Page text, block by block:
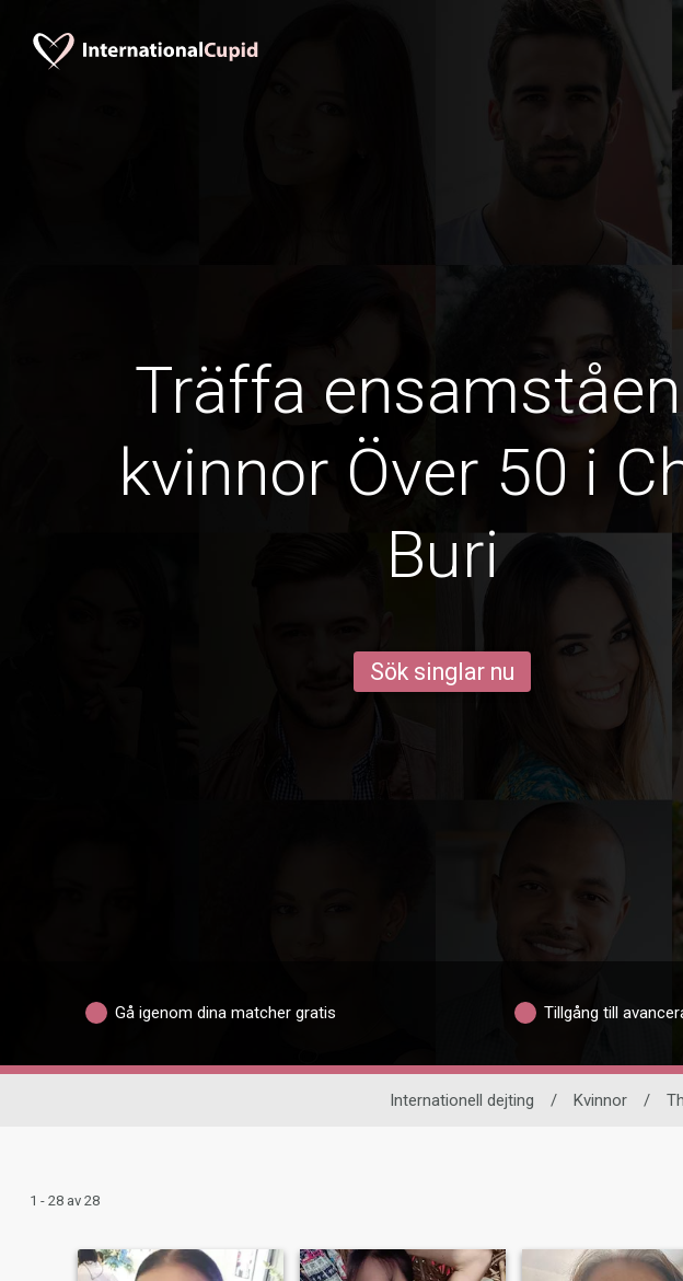
Träffa
kvinnor Över 50 i
Buri
Sök singlar nu
Gå igenom dina matcher gratis Tillgång till
Internationell dejting / Kvinnor /
1 - 28 av 28